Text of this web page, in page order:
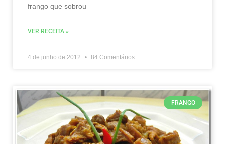
frango que sobrou
VER RECEITA »
4 de junho de 2012 84 Comentários
FRANGO